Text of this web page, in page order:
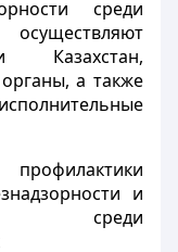
среди
Казахстан,
а также
и
среди